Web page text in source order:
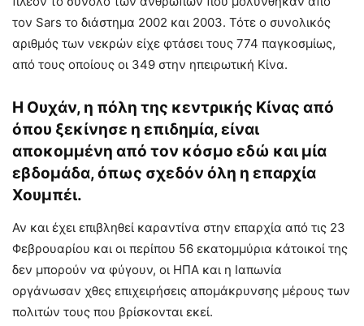
τον Sars το διάστημα 2002 και 2003. Τότε ο συνολικός
αριθμός των νεκρών είχε φτάσει τους 774 παγκοσμίως,
από τους οποίους οι 349 στην ηπειρωτική Κίνα.
Η Ουχάν, η πόλη της κεντρικής Κίνας από
όπου ξεκίνησε η επιδημία, είναι
αποκομμένη από τον κόσμο εδώ και μία
εβδομάδα, όπως σχεδόν όλη η επαρχία
Χουμπέι.
Αν και έχει επιβληθεί καραντίνα στην επαρχία από τις 23
Φεβρουαρίου και οι περίπου 56 εκατομμύρια κάτοικοί της
δεν μπορούν να φύγουν, οι ΗΠΑ και η Ιαπωνία
οργάνωσαν χθες επιχειρήσεις απομάκρυνσης μέρους των
πολιτών τους που βρίσκονται εκεί.